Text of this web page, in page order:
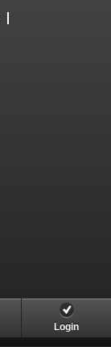
Login